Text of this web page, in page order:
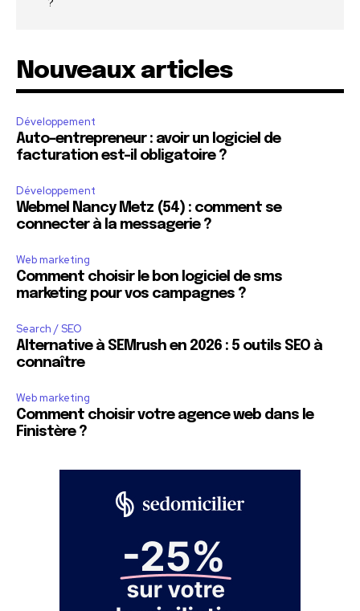
Nouveaux articles
Développement
Auto-entrepreneur : avoir un logiciel de
facturation est-il obligatoire ?
Développement
Webmel Nancy Metz (54) : comment se
connecter à la messagerie ?
Web marketing
Comment choisir le bon logiciel de sms
marketing pour vos campagnes ?
Search / SEO
Alternative à SEMrush en 2026 : 5 outils SEO à
connaître
Web marketing
Comment choisir votre agence web dans le
Finistère ?